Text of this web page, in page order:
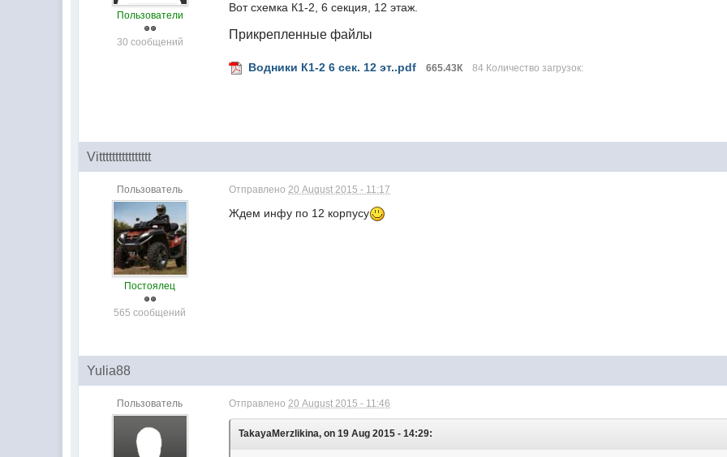
Пользователи
30 сообщений
Вот схемка К1-2, 6 секция, 12 этаж.
Прикрепленные файлы
Водники К1-2 6 сек. 12 эт..pdf 665.43К 84 Количество загрузок:
Vitttttttttttttttt
Пользователь
Постоялец
565 сообщений
Отправлено20 August 2015 - 11:17
Ждем инфу по 12 корпусу
Yulia88
Пользователь Отправлено20 August 2015 - 11:46
TakayaMerzlikina, on 19 Aug 2015 - 14:29: